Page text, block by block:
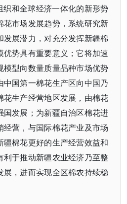
织和全球经济一体化的新形势
花市场发展趋势，系统研究新
展潜力，对充分发挥新疆棉
势具有重要意义；它将加速
模型向数量质量品种市场优势
国第一棉花生产区向中国乃
花生产经营地区发展，由棉花
国发展；为新疆自治区棉花进
营，与国际棉花产业及市场
棉花更好的生产经营效益和
利于推动新疆农业经济乃至整
展，进而实现全区棉农持续稳